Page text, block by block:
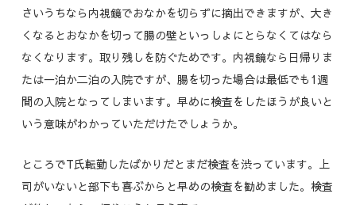
さいうちなら内視鏡でおなかを切らずに摘出できますが、大き
くなるとおなかを切って腸の壁といっしょにとらなくてはなら
なくなります。取り残しを防ぐためです。内視鏡なら日帰りま
たは一泊か二泊の入院ですが、腸を切った場合は最低でも1週
間の入院となってしまいます。早めに検査をしたほうが良いと
いう意味がわかっていただけたでしょうか。
ところでT氏転勤したばかりだとまだ検査を渋っています。上
司がいないと部下も喜ぶからと早めの検査を勧めました。検査